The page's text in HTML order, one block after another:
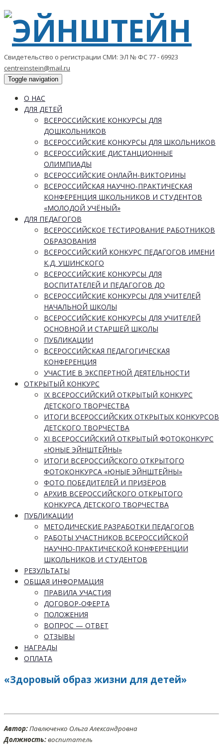
Свидетельство о регистрации СМИ: ЭЛ № ФС 77 - 69923
centreinstein@mail.ru
Toggle navigation
О НАС
ДЛЯ ДЕТЕЙ
ВСЕРОССИЙСКИЕ КОНКУРСЫ ДЛЯ
ДОШКОЛЬНИКОВ
ВСЕРОССИЙСКИЕ КОНКУРСЫ ДЛЯ ШКОЛЬНИКОВ
ВСЕРОССИЙСКИЕ ДИСТАНЦИОННЫЕ
ОЛИМПИАДЫ
ВСЕРОССИЙСКИЕ ОНЛАЙН-ВИКТОРИНЫ
ВСЕРОССИЙСКАЯ НАУЧНО-ПРАКТИЧЕСКАЯ
КОНФЕРЕНЦИЯ ШКОЛЬНИКОВ И СТУДЕНТОВ
«МОЛОДОЙ УЧЁНЫЙ»
ДЛЯ ПЕДАГОГОВ
ВСЕРОССИЙСКОЕ ТЕСТИРОВАНИЕ РАБОТНИКОВ
ОБРАЗОВАНИЯ
ВСЕРОССИЙСКИЙ КОНКУРС ПЕДАГОГОВ ИМЕНИ
К.Д. УШИНСКОГО
ВСЕРОССИЙСКИЕ КОНКУРСЫ ДЛЯ
ВОСПИТАТЕЛЕЙ И ПЕДАГОГОВ ДО
ВСЕРОССИЙСКИЕ КОНКУРСЫ ДЛЯ УЧИТЕЛЕЙ
НАЧАЛЬНОЙ ШКОЛЫ
ВСЕРОССИЙСКИЕ КОНКУРСЫ ДЛЯ УЧИТЕЛЕЙ
ОСНОВНОЙ И СТАРШЕЙ ШКОЛЫ
ПУБЛИКАЦИИ
ВСЕРОССИЙСКАЯ ПЕДАГОГИЧЕСКАЯ
КОНФЕРЕНЦИЯ
УЧАСТИЕ В ЭКСПЕРТНОЙ ДЕЯТЕЛЬНОСТИ
ОТКРЫТЫЙ КОНКУРС
IX ВСЕРОССИЙСКИЙ ОТКРЫТЫЙ КОНКУРС
ДЕТСКОГО ТВОРЧЕСТВА
ИТОГИ ВСЕРОССИЙСКИХ ОТКРЫТЫХ КОНКУРСОВ
ДЕТСКОГО ТВОРЧЕСТВА
XI ВСЕРОССИЙСКИЙ ОТКРЫТЫЙ ФОТОКОНКУРС
«ЮНЫЕ ЭЙНШТЕЙНЫ»
ИТОГИ ВСЕРОССИЙСКОГО ОТКРЫТОГО
ФОТОКОНКУРСА «ЮНЫЕ ЭЙНШТЕЙНЫ»
ФОТО ПОБЕДИТЕЛЕЙ И ПРИЗЁРОВ
АРХИВ ВСЕРОССИЙСКОГО ОТКРЫТОГО
КОНКУРСА ДЕТСКОГО ТВОРЧЕСТВА
ПУБЛИКАЦИИ
МЕТОДИЧЕСКИЕ РАЗРАБОТКИ ПЕДАГОГОВ
РАБОТЫ УЧАСТНИКОВ ВСЕРОССИЙСКОЙ
НАУЧНО-ПРАКТИЧЕСКОЙ КОНФЕРЕНЦИИ
ШКОЛЬНИКОВ И СТУДЕНТОВ
РЕЗУЛЬТАТЫ
ОБЩАЯ ИНФОРМАЦИЯ
ПРАВИЛА УЧАСТИЯ
ДОГОВОР-ОФЕРТА
ПОЛОЖЕНИЯ
ВОПРОС — ОТВЕТ
ОТЗЫВЫ
НАГРАДЫ
ОПЛАТА
«Здоровый образ жизни для детей»
Автор:Павлюченко Ольга Александровна
Должность:воспитатель